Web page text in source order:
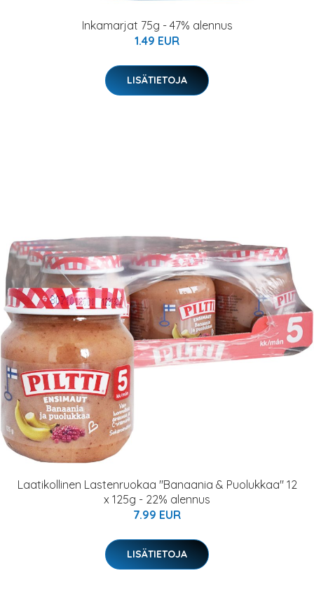
Inkamarjat 75g - 47% alennus
1.49 EUR
LISÄTIETOJA
Laatikollinen Lastenruokaa "Banaania & Puolukkaa" 12
x 125g - 22% alennus
7.99 EUR
LISÄTIETOJA